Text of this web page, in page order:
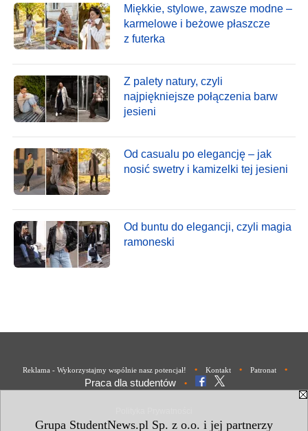
Grupa StudentNews.pl Sp. z o.o. i jej partnerzy
Miękkie, stylowe, zawsze modne –
karmelowe i beżowe płaszcze
z futerka
Z palety natury, czyli
najpiękniejsze połączenia barw
jesieni
Od casualu po elegancję – jak
nosić swetry i kamizelki tej jesieni
Od buntu do elegancji, czyli magia
ramoneski
Reklama - Wykorzystajmy wspólnie nasz potencjał! • Kontakt • Patronat •
Praca dla studentów •